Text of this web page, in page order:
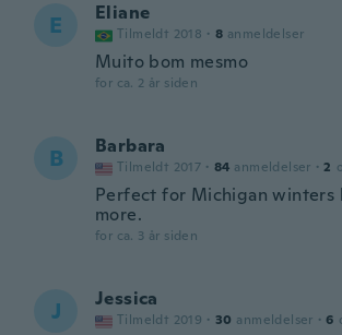
E Eliane
Tilmeldt 2018 · 8 anmeldelser
Muito bom mesmo
for ca. 2 år siden
B Barbara
Tilmeldt 2017 · 84 anmeldelser · 2
Perfect for Michigan winters
more.
for ca. 3 år siden
J Jessica
Tilmeldt 2019 · 30 anmeldelser · 6